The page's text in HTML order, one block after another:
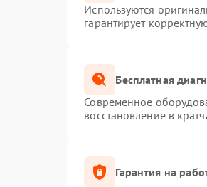
Используются
гарантирует
Бесплатная
Современное
восстановление в
Гарантия на